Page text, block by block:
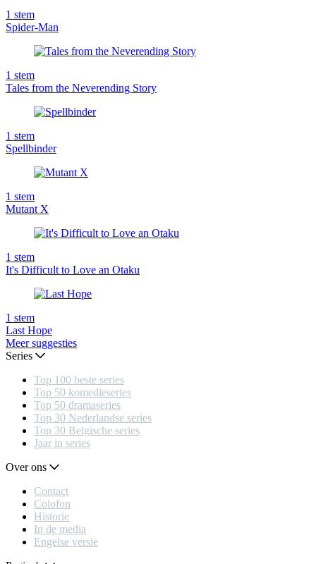
1 stem
Spider-Man
1 stem
Tales from the Neverending Story
1 stem
Spellbinder
1 stem
Mutant X
1 stem
It's Difficult to Love an Otaku
1 stem
Last Hope
Meer suggesties
Series
Top 100 beste series
Top 50 komedieseries
Top 50 dramaseries
Top 30 Nederlandse series
Top 30 Belgische series
Jaar in series
Over ons
Contact
Colofon
Historie
In de media
Engelse versie